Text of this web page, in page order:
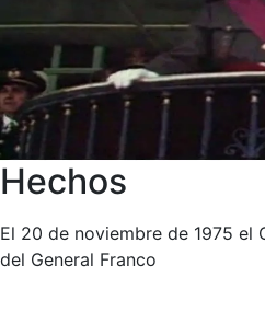
Hechos
El 20 de noviembre de 1975 el
del General Franco